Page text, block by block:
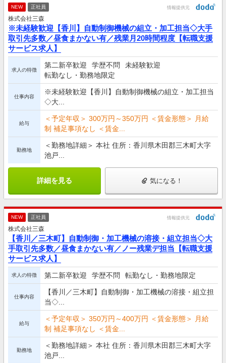
NEW 正社員 情報提供元
株式会社三森
※未経験歓迎【香川】自動制御機械の組立・加工担当◇大手
取引先多数／昼食まかない有／残業月20時間程度【転職支援
サービス求人】
求人の特徴
第二新卒歓迎 学歴不問
未経験歓迎
転勤なし・勤務地限定
仕事内容
※未経験歓迎【香川】自動制御機械の組立・加工担当
◇大...
給与
＜予定年収＞ 300万円～350万円 ＜賃金形態＞ 月給
制 補足事項なし ＜賃金...
勤務地
＜勤務地詳細＞ 本社 住所：香川県木田郡三木町大字
池戸...
詳細を見る 気になる！
NEW 正社員 情報提供元
株式会社三森
【香川／三木町】自動制御・加工機械の溶接・組立担当◇大
手取引先多数／昼食まかない有／ノー残業デ担当【転職支援
サービス求人】
求人の特徴 第二新卒歓迎 学歴不問 転勤なし・勤務地限定
仕事内容
【香川／三木町】自動制御・加工機械の溶接・組立担
当◇...
給与
＜予定年収＞ 350万円～400万円 ＜賃金形態＞ 月給
制 補足事項なし ＜賃金...
勤務地
＜勤務地詳細＞ 本社 住所：香川県木田郡三木町大字
池戸...